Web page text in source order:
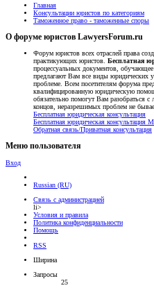
Главная
Консультации юристов по категориям
Таможенное право - таможенные споры
О форуме юристов LawyersForum.ru
Форум юристов всех отраслей права
практикующих юристов. Бесплатная
процессуальных документов,
предлагают Вам все виды юридических
проблеме. Всем посетителям форума
квалифицированную юридическую
обязательно помогут Вам
концов, неразрешимых проблем не
Бесплатная юридическая консультация
Бесплатная юридическая консультация
Обратная связь/Приватная консультация
Меню пользователя
Вход
Russian (RU)
Связь с администрацией
li>
Условия и правила
Политика конфиденциальности
Помощь
RSS
Ширина
Запросы
25